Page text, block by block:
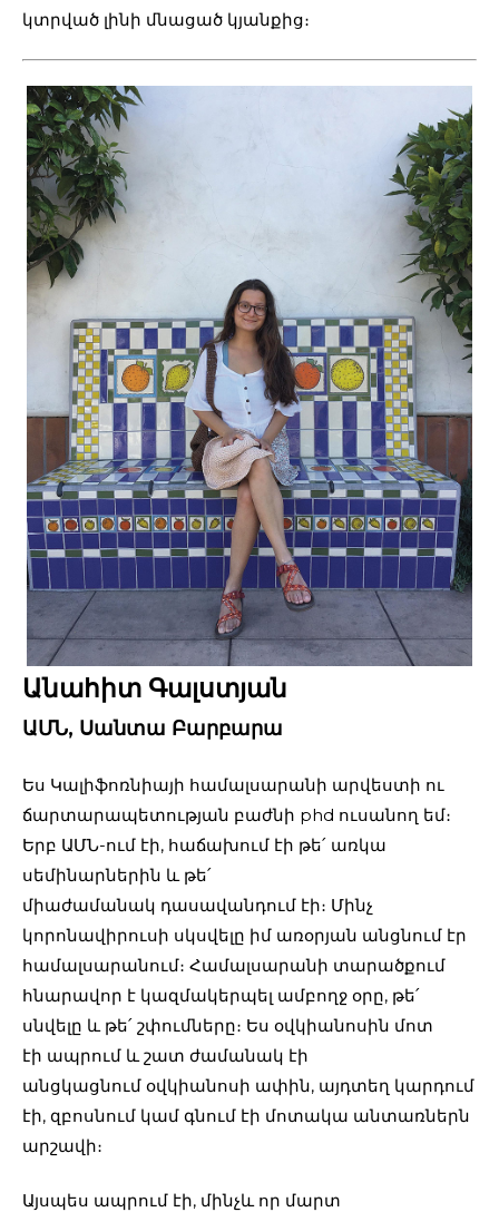
կտրված լինի մնացած կյանքից։
Անահիտ Գալստյան
ԱՄՆ, Սանտա Բարբարա
Ես Կալիֆոռնիայի համալսարանի արվեստի ու
ճարտարապետության բաժնի phd ուսանող եմ։
Երբ ԱՄՆ-ում էի, հաճախում էի թե՛ առկա
սեմինարներին և թե՛
միաժամանակ դասավանդում էի։ Մինչ
կորոնավիրուսի սկսվելը իմ առօրյան անցնում էր
համալսարանում։ Համալսարանի տարածքում
հնարավոր է կազմակերպել ամբողջ օրը, թե՛
սնվելը և թե՛ շփումները։ Ես օվկիանոսին մոտ
էի ապրում և շատ ժամանակ էի
անցկացնում օվկիանոսի ափին, այդտեղ կարդում
էի, զբոսնում կամ գնում էի մոտակա անտառներն
արշավի։
Այսպես ապրում էի, մինչև որ մարտ